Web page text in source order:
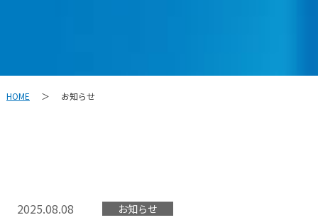
HOME ＞ お知らせ
2025.08.08 お知らせ